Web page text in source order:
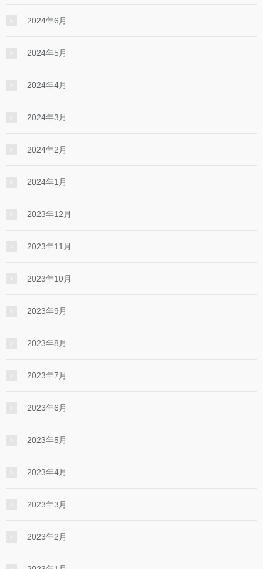
2024年6月
2024年5月
2024年4月
2024年3月
2024年2月
2024年1月
2023年12月
2023年11月
2023年10月
2023年9月
2023年8月
2023年7月
2023年6月
2023年5月
2023年4月
2023年3月
2023年2月